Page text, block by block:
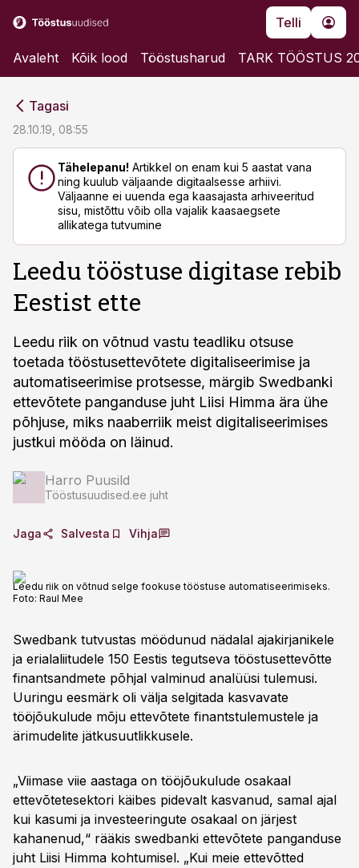
Telli
Avaleht Kõik lood Tööstusharud TARK TÖÖSTUS
Tagasi
28.10.19, 08:55
Tähelepanu! Artikkel on enam kui 5 aastat vana
ning kuulub väljaande digitaalsesse arhiivi.
Väljaanne ei uuenda ega kaasajasta arhiveeritud
sisu, mistõttu võib olla vajalik kaasaegsete
allikatega tutvumine
Leedu tööstuse digitase rebib
Eestist ette
Leedu riik on võtnud vastu teadliku otsuse
toetada tööstusettevõtete digitaliseerimise ja
automatiseerimise protsesse, märgib Swedbanki
ettevõtete panganduse juht Liisi Himma ära ühe
põhjuse, miks naaberriik meist digitaliseerimises
justkui mööda on läinud.
Harro Puusild
Tööstusuudised.ee juht
Jaga Salvesta Vihja
Leedu riik on võtnud selge fookuse tööstuse automatiseerimiseks.
Foto: Raul Mee
Swedbank tutvustas möödunud nädalal ajakirjanikele
ja erialaliitudele 150 Eestis tegutseva tööstusettevõtte
finantsandmete põhjal valminud analüüsi tulemusi.
Uuringu eesmärk oli välja selgitada kasvavate
tööjõukulude mõju ettevõtete finantstulemustele ja
ärimudelite jätkusuutlikkusele.
„Viimase viie aastaga on tööjõukulude osakaal
ettevõtetesektori käibes pidevalt kasvanud, samal ajal
kui kasumi ja investeeringute osakaal on järjest
kahanenud,“ rääkis swedbanki ettevõtete panganduse
juht Liisi Himma kohtumisel. „Kui meie ettevõtted